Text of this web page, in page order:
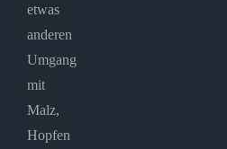
etwas
anderen
Umgang
mit
Malz,
Hopfen